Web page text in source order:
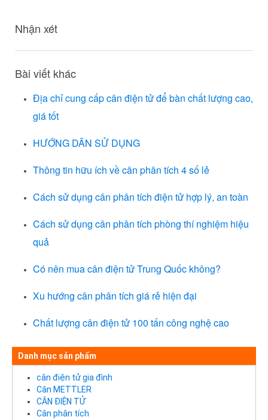
Nhận xét
Bài viết khác
Địa chỉ cung cấp cân điện tử để bàn chất lượng cao,
giá tốt
HƯỚNG DÂN SỬ DỤNG
Thông tin hữu ích về cân phân tích 4 số lẻ
Cách sử dụng cân phân tích điện tử hợp lý, an toàn
Cách sử dụng cân phân tích phòng thí nghiệm hiệu
quả
Có nên mua cân điện tử Trung Quốc không?
Xu hướng cân phân tích giá rẻ hiện đại
Chất lượng cân điện tử 100 tấn công nghệ cao
Danh mục sản phẩm
cân điện tử gia đình
Cân METTLER
CÂN ĐIỆN TỬ
Cân phân tích